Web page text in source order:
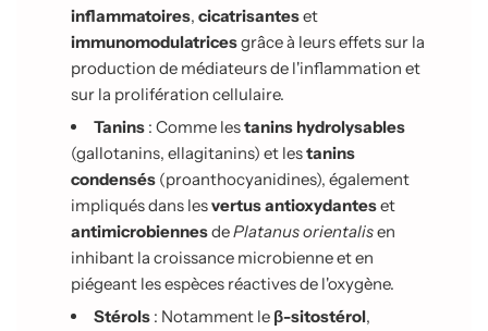
inflammatoires, cicatrisanteset
immunomodulatricesgrâce à leurs effets sur la
production de médiateurs de l'inflammation et
sur la prolifération cellulaire.
Tanins : Comme lestanins hydrolysables
(gallotanins, ellagitanins) et lestanins
condensés (proanthocyanidines), également
impliqués dans lesvertus antioxydanteset
antimicrobiennesdePlatanus orientalisen
inhibant la croissance microbienne et en
piégeant les espèces réactives de l'oxygène.
Stérols : Notamment le β-sitostérol,